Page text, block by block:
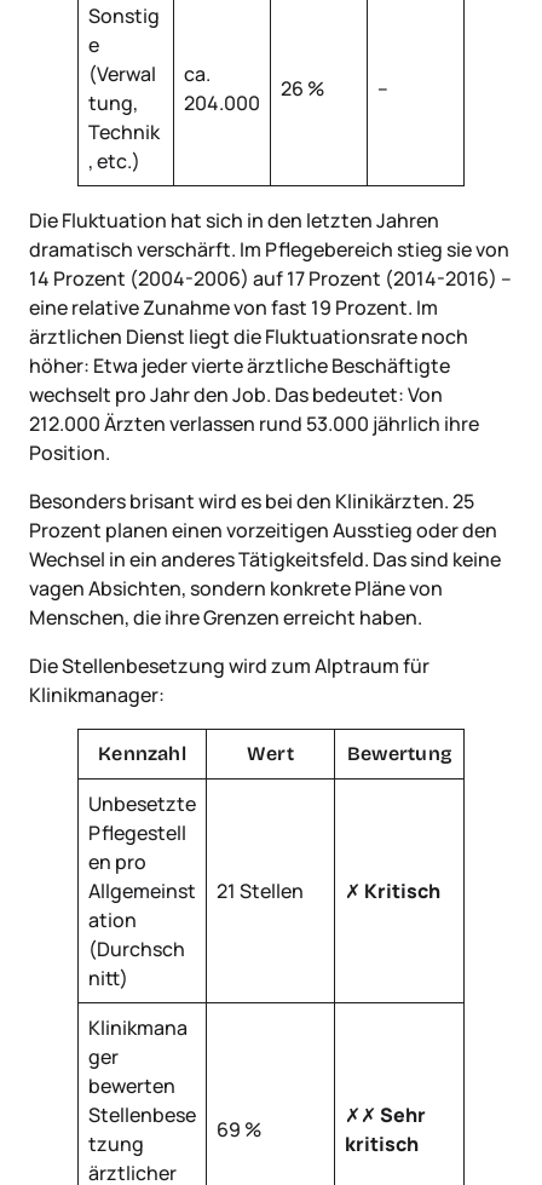
Sonstig
e
(Verwal
tung,
Technik
, etc.)
ca.
204.000
26 % –
Die Fluktuation hat sich in den letzten Jahren
dramatisch verschärft. Im Pflegebereich stieg sie von
14 Prozent (2004-2006) auf 17 Prozent (2014-2016) –
eine relative Zunahme von fast 19 Prozent. Im
ärztlichen Dienst liegt die Fluktuationsrate noch
höher: Etwa jeder vierte ärztliche Beschäftigte
wechselt pro Jahr den Job. Das bedeutet: Von
212.000 Ärzten verlassen rund 53.000 jährlich ihre
Position.
Besonders brisant wird es bei den Klinikärzten. 25
Prozent planen einen vorzeitigen Ausstieg oder den
Wechsel in ein anderes Tätigkeitsfeld. Das sind keine
vagen Absichten, sondern konkrete Pläne von
Menschen, die ihre Grenzen erreicht haben.
Die Stellenbesetzung wird zum Alptraum für
Klinikmanager:
Kennzahl Wert Bewertung
Unbesetzte
Pflegestell
en pro
Allgemeinst
ation
(Durchsch
nitt)
21 Stellen ✗ Kritisch
Klinikmana
ger
bewerten
Stellenbese
tzung
ärztlicher
69 %
✗✗ Sehr
kritisch